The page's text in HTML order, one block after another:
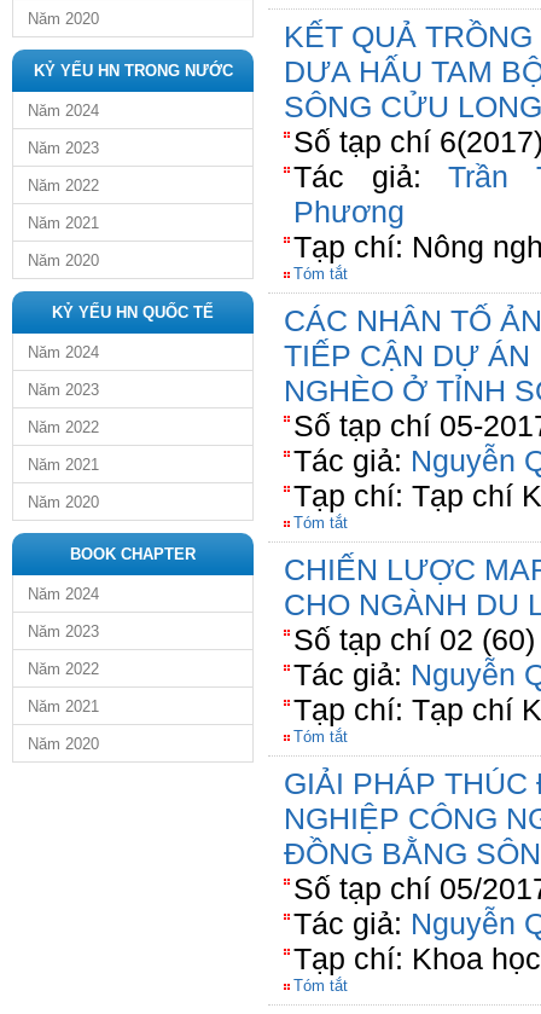
Năm 2020
KỶ YẾU HN TRONG NƯỚC
Năm 2024
Năm 2023
Năm 2022
Năm 2021
Năm 2020
KỶ YẾU HN QUỐC TẾ
Năm 2024
Năm 2023
Năm 2022
Năm 2021
Năm 2020
BOOK CHAPTER
Năm 2024
Năm 2023
Năm 2022
Năm 2021
Năm 2020
KẾT QUẢ
DƯA HẤU TAM
SÔNG CỬU LONG
Số tạp chí
Tác giả:Trần
Phương
Tạp chí: Nông
Tóm tắt
CÁC NHÂN TỐ
TIẾP CẬN DỰ ÁN
NGHÈO Ở TỈNH
Số tạp chí 05-
Tác giả: Nguyễn
Tạp chí: Tạp chí
Tóm tắt
CHIẾN LƯỢC
CHO NGÀNH DU
Số tạp chí 02
Tác giả: Nguyễn
Tạp chí: Tạp chí
Tóm tắt
GIẢI PHÁP
NGHIỆP CÔNG
ĐỒNG BẰNG
Số tạp chí 05/
Tác giả: Nguyễn
Tạp chí: Khoa
Tóm tắt